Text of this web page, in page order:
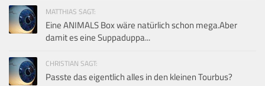
MATTHIAS SAGT:
Eine ANIMALS Box wäre natürlich schon mega.Aber
damit es eine Suppaduppa...
CHRISTIAN SAGT:
Passte das eigentlich alles in den kleinen Tourbus?